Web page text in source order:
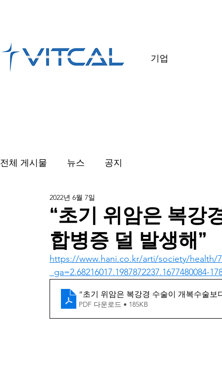
기업
전체 게시물 뉴스 공지
“초기 위암은 복강
합병증 덜 발생해”
2022년 6월 7일
https://www.hani.co.kr/arti/society/health/
_ga=2.68216017.1987872237.1677480084-
“초기 위암은 복강경 수술이 개복수술보
PDF 다운로드 • 185KB